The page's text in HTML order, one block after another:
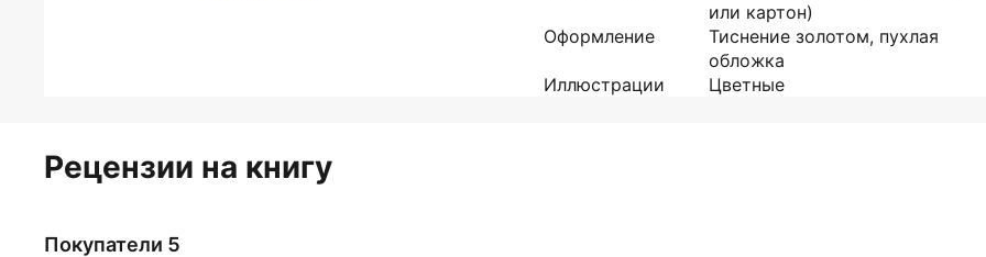
или картон)
Оформление
Тиснение золотом, пухлая
обложка
Иллюстрации
Цветные
Рецензии на книгу
Покупатели 5